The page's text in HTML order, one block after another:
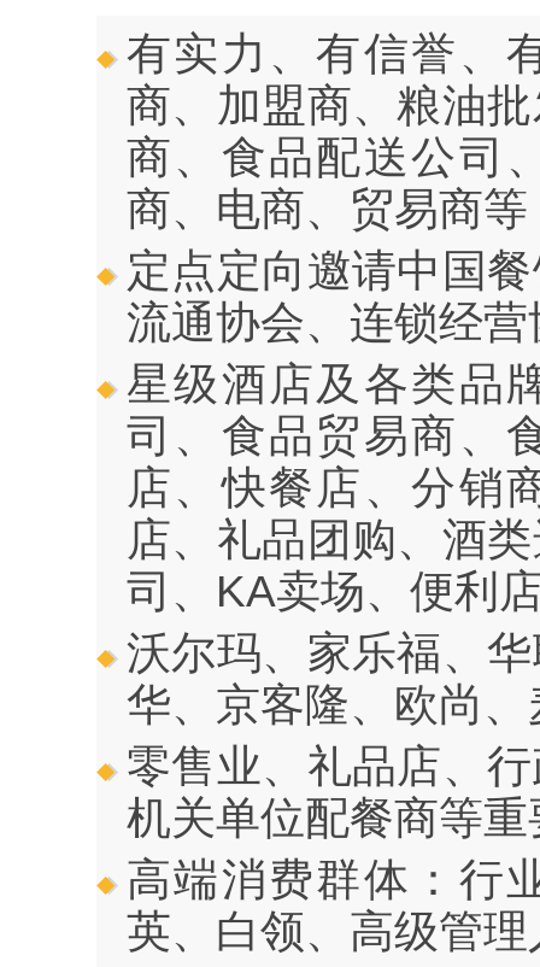
有实力、有信誉、
商、加盟商、粮油
商、食品配送公司
商、电商、贸易商等
定点定向邀请中国
流通协会、连锁经
星级酒店及各类品
司、食品贸易商、
店、快餐店、分销
店、礼品团购、酒
司、KA卖场、便利
沃尔玛、家乐福、
华、京客隆、欧尚
零售业、礼品店、
机关单位配餐商等
高端消费群体：行
英、白领、高级管